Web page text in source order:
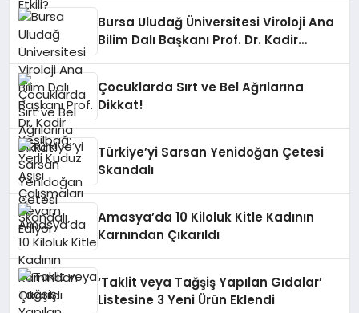
Bursa Uludağ Üniversitesi Viroloji Ana
Bilim Dalı Başkanı Prof. Dr. Kadir
Çocuklarda Sırt ve Bel Ağrılarına
Dikkat!
Türkiye’yi Sarsan Yenidoğan Çetesi
Skandalı
Amasya’da 10 Kiloluk Kitle Kadının
Karnından Çıkarıldı
‘Taklit veya Tağşiş Yapılan Gıdalar’
Listesine 3 Yeni Ürün Eklendi